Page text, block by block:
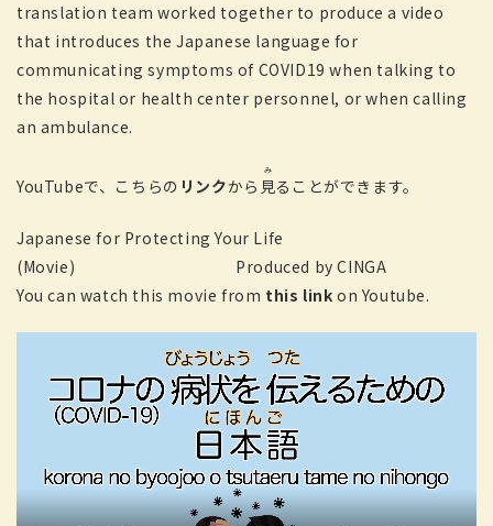
translation team worked together to produce a video
that introduces the Japanese language for
communicating symptoms of COVID19 when talking to
the hospital or health center personnel, or when calling
an ambulance.
YouTubeで、こちらの リンクから 見
み
ることができます。
Japanese for Protecting Your Life
(Movie) Produced by CINGA
You can watch this movie from this link on Youtube.